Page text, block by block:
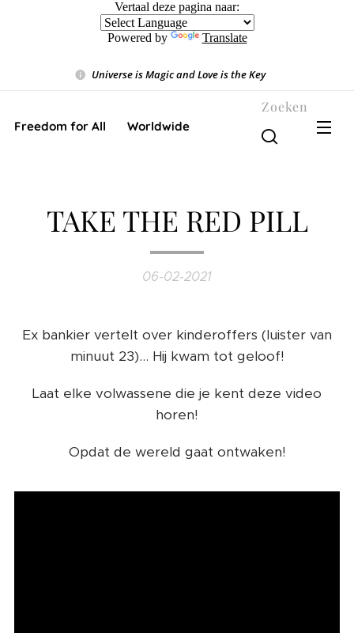
Vertaal deze pagina naar:
Powered by Translate
Universe is Magic and Love is the Key❤️
Freedom for All ❤️ Worldwide
Zoeken
TAKE THE RED PILL
06-02-2021
Ex bankier vertelt over kinderoffers (luister van
minuut 23)... Hij kwam tot geloof!
Laat elke volwassene die je kent deze video
horen!
Opdat de wereld gaat ontwaken!